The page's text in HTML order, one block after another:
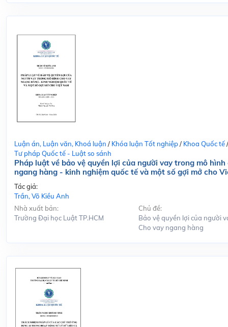
Luận án, Luận văn, Khoá luận / Khóa luận Tốt nghiệp/ Khoa Quốc tế/
Tư pháp Quốc tế - Luật so sánh
Pháp luật về bảo vệ quyền lợi của người vay trong mô hình
ngang hàng - kinh nghiệm quốc tế và một số gợi mở cho
Tác giả:
Trần, Võ Kiều Anh
Nhà xuất bản:
Trường Đại học Luật TP.HCM
Chủ đề:
Bảo vệ quyền lợi của người
Cho vay ngang hàng